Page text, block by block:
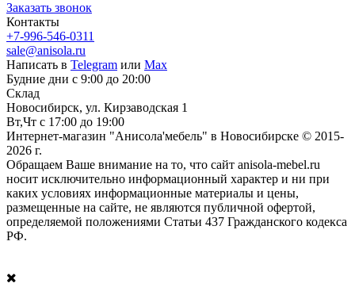
Заказать звонок
Контакты
+7-996-546-0311
sale@anisola.ru
Написать в Telegram или Max
Будние дни с 9:00 до 20:00
Склад
Новосибирск, ул. Кирзаводская 1
Вт,Чт с 17:00 до 19:00
Интернет-магазин "Анисола'мебель" в Новосибирске © 2015-
2026 г.
Обращаем Ваше внимание на то, что сайт anisola-mebel.ru
носит исключительно информационный характер и ни при
каких условиях информационные материалы и цены,
размещенные на сайте, не являются публичной офертой,
определяемой положениями Статьи 437 Гражданского кодекса
РФ.